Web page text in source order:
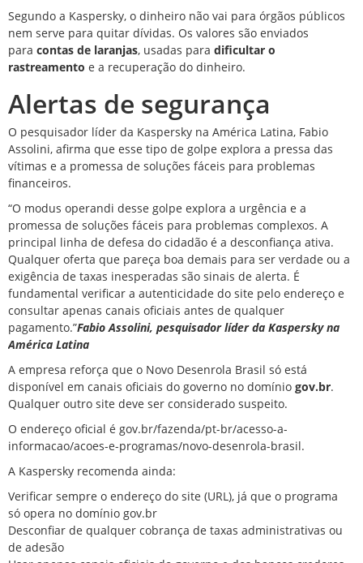
Segundo a Kaspersky, o dinheiro não vai para órgãos públicos
nem serve para quitar dívidas. Os valores são enviados
para contas de laranjas, usadas para dificultar o
rastreamento e a recuperação do dinheiro.
Alertas de segurança
O pesquisador líder da Kaspersky na América Latina, Fabio
Assolini, afirma que esse tipo de golpe explora a pressa das
vítimas e a promessa de soluções fáceis para problemas
financeiros.
“O modus operandi desse golpe explora a urgência e a
promessa de soluções fáceis para problemas complexos. A
principal linha de defesa do cidadão é a desconfiança ativa.
Qualquer oferta que pareça boa demais para ser verdade ou a
exigência de taxas inesperadas são sinais de alerta. É
fundamental verificar a autenticidade do site pelo endereço e
consultar apenas canais oficiais antes de qualquer
pagamento.”Fabio Assolini, pesquisador líder da Kaspersky na
América Latina
A empresa reforça que o Novo Desenrola Brasil só está
disponível em canais oficiais do governo no domínio gov.br.
Qualquer outro site deve ser considerado suspeito.
O endereço oficial é gov.br/fazenda/pt-br/acesso-a-
informacao/acoes-e-programas/novo-desenrola-brasil.
A Kaspersky recomenda ainda:
Verificar sempre o endereço do site (URL), já que o programa
só opera no domínio gov.br
Desconfiar de qualquer cobrança de taxas administrativas ou
de adesão